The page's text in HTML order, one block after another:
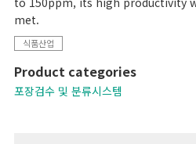
met.
식품산업
Product categories
포장검수 및 분류시스템